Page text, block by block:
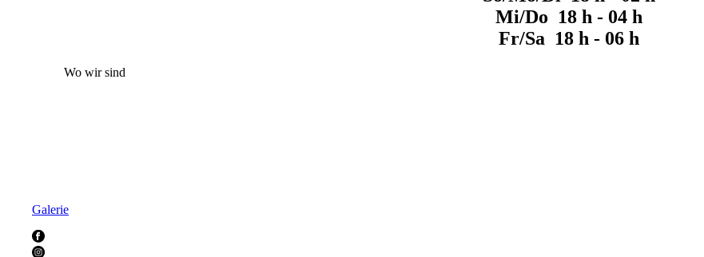
Mi/Do 18 h - 04 h
Fr/Sa 18 h - 06 h
Wo wir sind
Galerie